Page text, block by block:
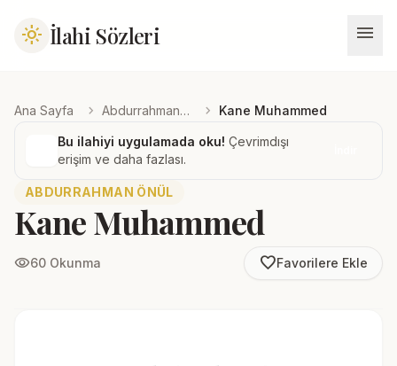
light_mode İlahi Sözleri menu
Ana Sayfa chevron_right Abdurrahman Önül chevron_right Kane Muhammed
Bu ilahiyi uygulamada oku! Çevrimdışı
erişim ve daha fazlası.
ABDURRAHMAN ÖNÜL
Kane Muhammed
visibility60 Okunma favorite_borderFavorilere Ekle